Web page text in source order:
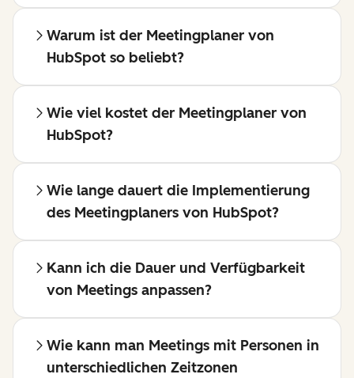
Warum ist der Meetingplaner von
HubSpot so beliebt?
Wie viel kostet der Meetingplaner von
HubSpot?
Wie lange dauert die Implementierung
des Meetingplaners von HubSpot?
Kann ich die Dauer und Verfügbarkeit
von Meetings anpassen?
Wie kann man Meetings mit Personen in
unterschiedlichen Zeitzonen